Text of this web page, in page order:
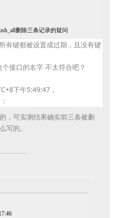
删除三条记录的疑问
有键都被设置成过期，且没有键
接口的名字 不太符合吧？
下午5:49:47，
，可实测结果确实前三条被删
写的。